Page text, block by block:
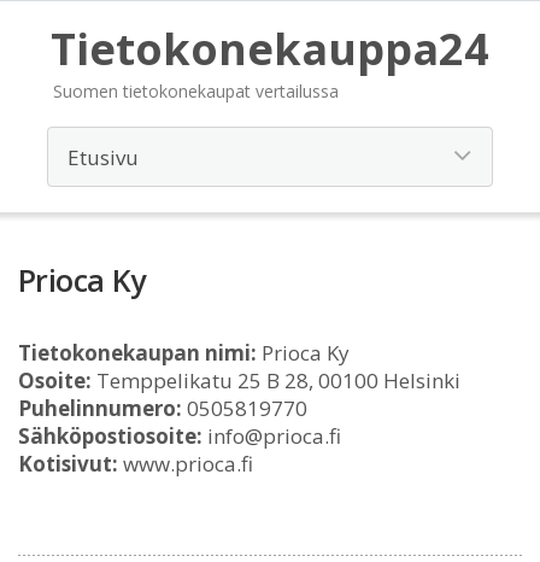
Tietokonekauppa24
Suomen tietokonekaupat vertailussa
Prioca Ky
Tietokonekaupan nimi: Prioca Ky
Osoite: Temppelikatu 25 B 28, 00100 Helsinki
Puhelinnumero: 0505819770
Sähköpostiosoite: info@prioca.fi
Kotisivut: www.prioca.fi